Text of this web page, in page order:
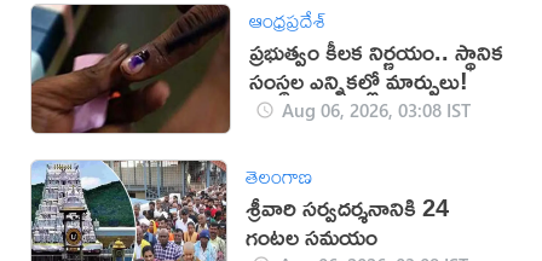
ఆంధ్రప్రదేశ్
ప్రభుత్వం కీలక నిర్ణయం.. స్థానిక
సంస్థల ఎన్నికల్లో మార్పులు!
Aug 06, 2026, 03:08 IST
తెలంగాణ
శ్రీవారి సర్వదర్శనానికి 24
గంటల సమయం